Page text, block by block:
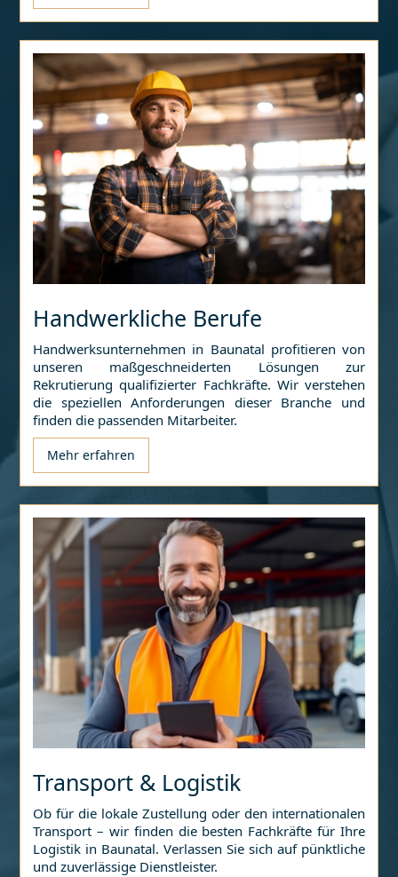
Handwerkliche Berufe
Handwerksunternehmen in Baunatal profitieren von
unseren maßgeschneiderten Lösungen zur
Rekrutierung qualifizierter Fachkräfte. Wir verstehen
die speziellen Anforderungen dieser Branche und
finden die passenden Mitarbeiter.
Mehr erfahren
Transport & Logistik
Ob für die lokale Zustellung oder den internationalen
Transport – wir finden die besten Fachkräfte für Ihre
Logistik in Baunatal. Verlassen Sie sich auf pünktliche
und zuverlässige Dienstleister.